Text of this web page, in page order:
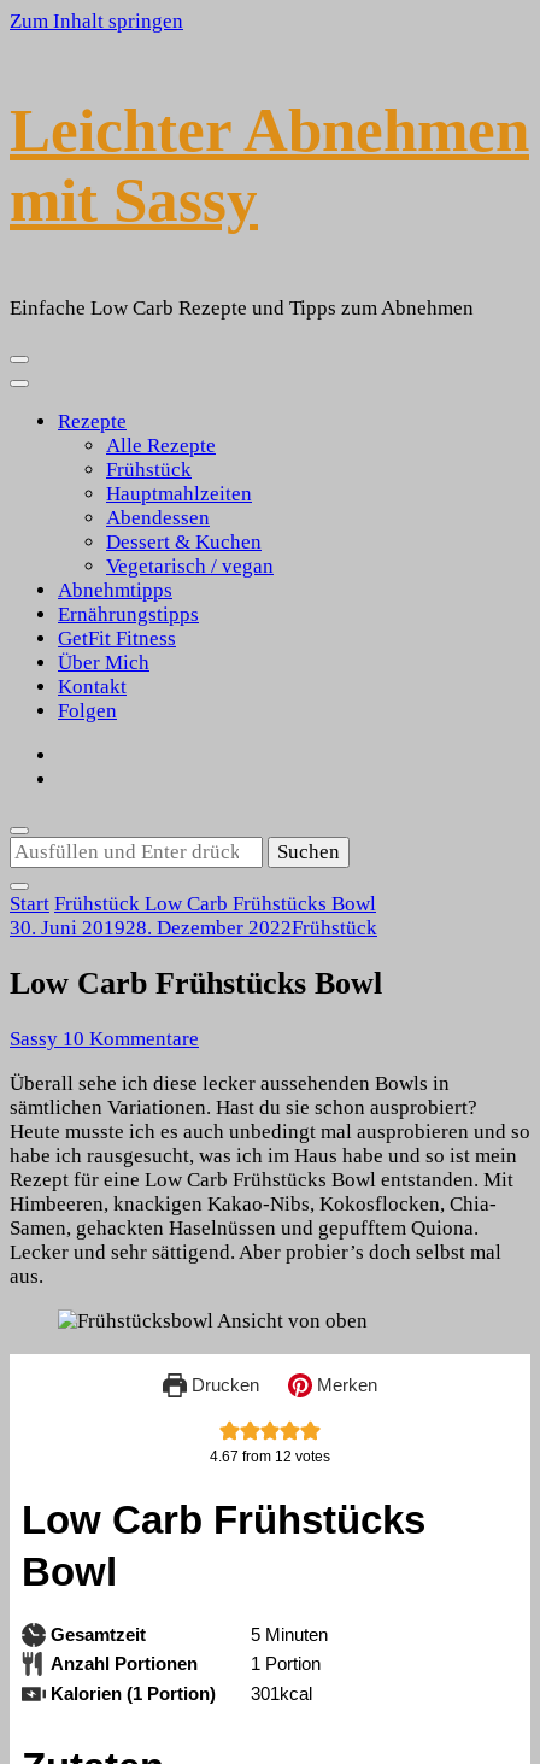
Zum Inhalt springen
Leichter Abnehmen
mit Sassy
Einfache Low Carb Rezepte und Tipps zum Abnehmen
Rezepte
Alle Rezepte
Frühstück
Hauptmahlzeiten
Abendessen
Dessert & Kuchen
Vegetarisch / vegan
Abnehmtipps
Ernährungstipps
GetFit Fitness
Über Mich
Kontakt
Folgen
Suchst
du
nach
etwas?
Start Frühstück Low Carb Frühstücks Bowl
30. Juni 201928. Dezember 2022Frühstück
Low Carb Frühstücks Bowl
Sassy 10 Kommentare
Carb
Frühstücks
Bowl
Überall sehe ich diese lecker aussehenden Bowls in
sämtlichen Variationen. Hast du sie schon ausprobiert?
Heute musste ich es auch unbedingt mal ausprobieren und so
habe ich rausgesucht, was ich im Haus habe und so ist mein
Rezept für eine Low Carb Frühstücks Bowl entstanden. Mit
Himbeeren, knackigen Kakao-Nibs, Kokosflocken, Chia-
Samen, gehackten Haselnüssen und gepufftem Quiona.
Lecker und sehr sättigend. Aber probier’s doch selbst mal
aus.
Drucken Merken
4.67 from 12 votes
Low Carb Frühstücks
Bowl
Gesamtzeit 5Minuten
Minuten
Anzahl Portionen
1 Portion
Kalorien (1 Portion)
301kcal